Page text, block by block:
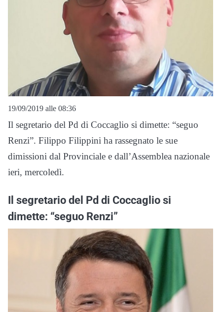
19/09/2019 alle 08:36
Il segretario del Pd di Coccaglio si dimette: “seguo
Renzi”. Filippo Filippini ha rassegnato le sue
dimissioni dal Provinciale e dall’Assemblea nazionale
ieri, mercoledì.
Il segretario del Pd di Coccaglio si
dimette: “seguo Renzi”